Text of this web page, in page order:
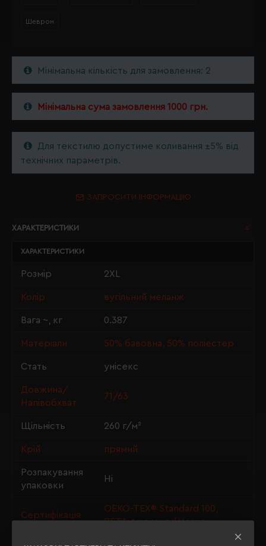
Шеврон
Мінімальна кількість для замовлення: 2
Мінімальна сума замовлення 1000 грн.
Для текстилю допустиме коливання ±5% від
технічних параметрів.
ЗАПРОСИТИ ІНФОРМАЦІЮ
ХАРАКТЕРИСТИКИ
ХАРАКТЕРИСТИКИ
Розмір 2XL
Колір вугільний меланж
Вага ~, кг 0.387
Матеріали 50% бавовна, 50% поліестер
Стать унісекс
Довжина/
Напівобхват
71/63
Щільність 260 г/м²
Крій прямий
Розпакування
упаковки
Ні
Сертифікація
OEKO-TEX® Standard 100,
PETA-Approved Vegan